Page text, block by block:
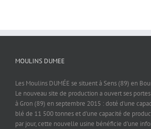
MOULINS DUMEE
Les Moulins DUMÉE se situent à Sens (89) en
Le nouveau site de production a ouvert ses
à Gron (89) en septembre 2015 : doté d'une
blé de 11 500 tonnes et d'une capacité de
par jour, cette nouvelle usine bénéficie d'une